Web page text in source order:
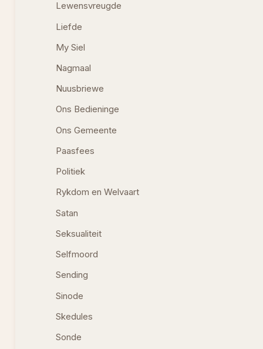
Lewensvreugde
Liefde
My Siel
Nagmaal
Nuusbriewe
Ons Bedieninge
Ons Gemeente
Paasfees
Politiek
Rykdom en Welvaart
Satan
Seksualiteit
Selfmoord
Sending
Sinode
Skedules
Sonde